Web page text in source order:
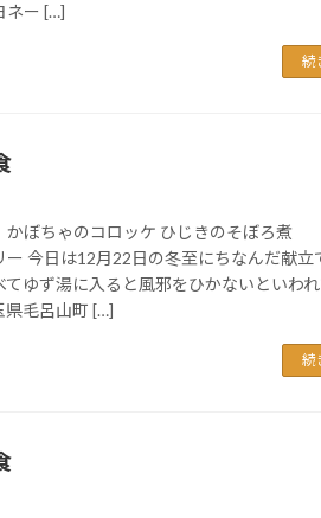
ネー […]
続
ちゃのコロッケ ひじきのそぼろ
今日は12月22日の冬至にちなんだ献立
てゆず湯に入ると風邪をひかないといわ
県毛呂山町 […]
続